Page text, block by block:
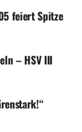
feiert Spitze
– HSV III